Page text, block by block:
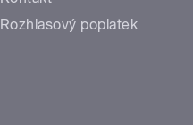
Rozhlasový poplatek